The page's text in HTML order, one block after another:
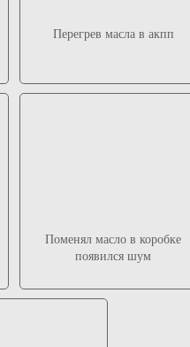
Перегрев масла в акпп
Поменял масло в коробке
появился шум